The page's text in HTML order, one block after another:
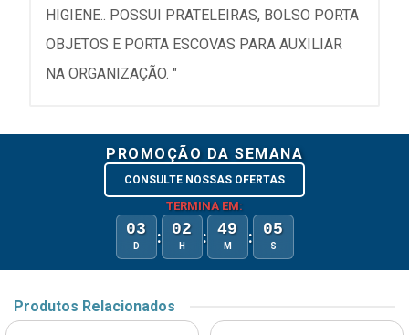
HIGIENE.. POSSUI PRATELEIRAS, BOLSO PORTA
OBJETOS E PORTA ESCOVAS PARA AUXILIAR
NA ORGANIZAÇÃO. "
PROMOÇÃO DA SEMANA
CONSULTE NOSSAS OFERTAS
TERMINA EM:
03
D : 02
H : 49
M : 05
S
Produtos Relacionados